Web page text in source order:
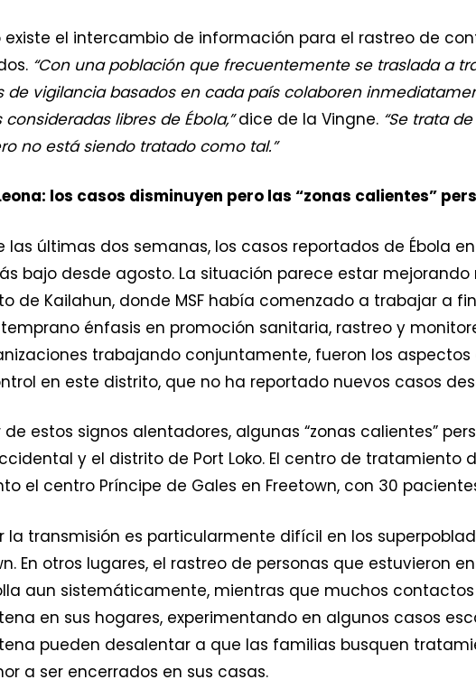
existe el intercambio de información para el rastreo de
“Con una población que frecuentemente se traslada a
de vigilancia basados en cada país colaboren
consideradas libres de Ébola,”dice de la Vingne. “Se trata
no está siendo tratado como tal.”
los casos disminuyen pero las “zonas calientes”
las últimas dos semanas, los casos reportados de Ébola
bajo desde agosto. La situación parece estar
de Kailahun, donde MSF había comenzado a trabajar a
énfasis en promoción sanitaria, rastreo y
trabajando conjuntamente, fueron los
en este distrito, que no ha reportado nuevos casos
de estos signos alentadores, algunas “zonas calientes”
y el distrito de Port Loko. El centro de tratamiento
el centro Príncipe de Gales en Freetown, con 30
la transmisión es particularmente difícil en los
En otros lugares, el rastreo de personas que estuvieron
aun sistemáticamente, mientras que muchos
en sus hogares, experimentando en algunos casos
pueden desalentar a que las familias busquen
a ser encerrados en sus casas.